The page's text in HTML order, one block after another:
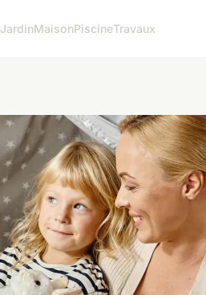
JardinMaisonPiscineTravaux